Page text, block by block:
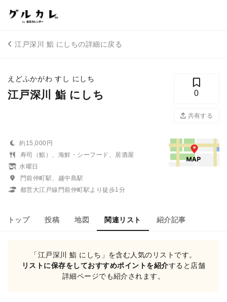
江戸深川 鮨 にしちの詳細に戻る
えどふかがわ すし にしち
江戸深川 鮨 にしち 0
共有する
約15,000円
寿司（鮨）、海鮮・シーフード、居酒屋
水曜日
門前仲町駅、越中島駅
都営大江戸線門前仲町駅より徒歩1分
トップ 投稿 地図 関連リスト 紹介記事
「江戸深川 鮨 にしち」を含む人気のリストです。
リストに保存をしておすすめポイントを紹介すると店舗
詳細ページでも紹介されます。